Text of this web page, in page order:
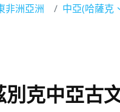
非洲亞洲 中亞(哈薩克
別克中亞